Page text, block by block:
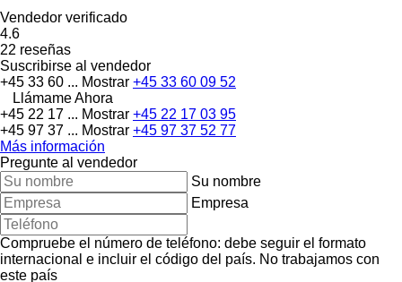
Vendedor verificado
4.6
22 reseñas
Suscribirse al vendedor
+45 33 60 ... Mostrar +45 33 60 09 52
Llámame Ahora
+45 22 17 ... Mostrar +45 22 17 03 95
+45 97 37 ... Mostrar +45 97 37 52 77
Más información
Pregunte al vendedor
Su nombre
Empresa
Compruebe el número de teléfono: debe seguir el formato
internacional e incluir el código del país. No trabajamos con
este país